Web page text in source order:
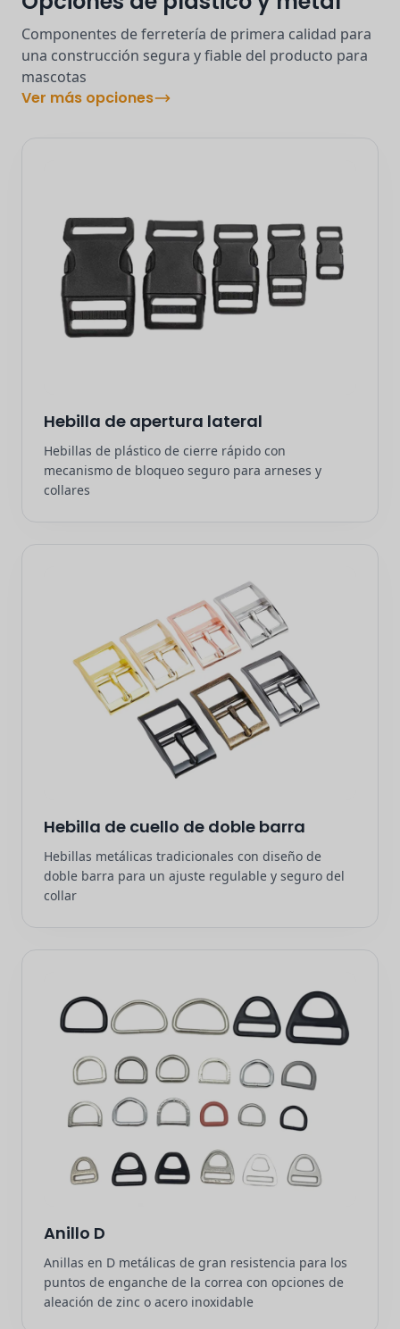
Componentes de ferretería de primera calidad para
una construcción segura y fiable del producto para
mascotas
Ver más opciones
Hebilla de apertura lateral
Hebillas de plástico de cierre rápido con
mecanismo de bloqueo seguro para arneses y
collares
Hebilla de cuello de doble barra
Hebillas metálicas tradicionales con diseño de
doble barra para un ajuste regulable y seguro del
collar
Anillo D
Anillas en D metálicas de gran resistencia para los
puntos de enganche de la correa con opciones de
aleación de zinc o acero inoxidable